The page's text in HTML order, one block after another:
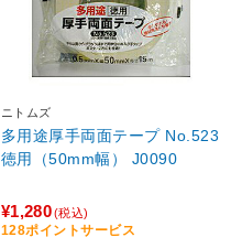
ニトムズ
多用途厚手両面テープ No.523
徳用（50mm幅） J0090
¥1,280(税込)
128ポイントサービス